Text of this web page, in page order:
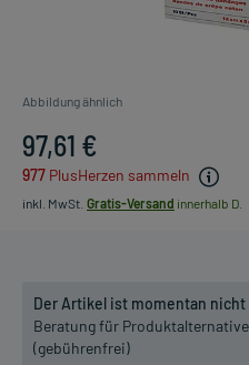
Abbildung ähnlich
97,61 €
977 PlusHerzen sammeln
inkl. MwSt. Gratis-Versand innerhalb D.
Der Artikel ist momentan nicht
Beratung für
(gebührenfrei)